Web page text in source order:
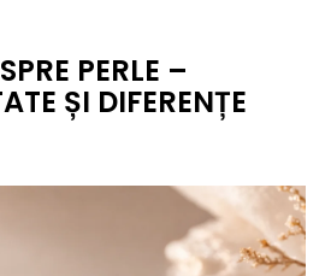
PERLE –
ȘI DIFERENȚE